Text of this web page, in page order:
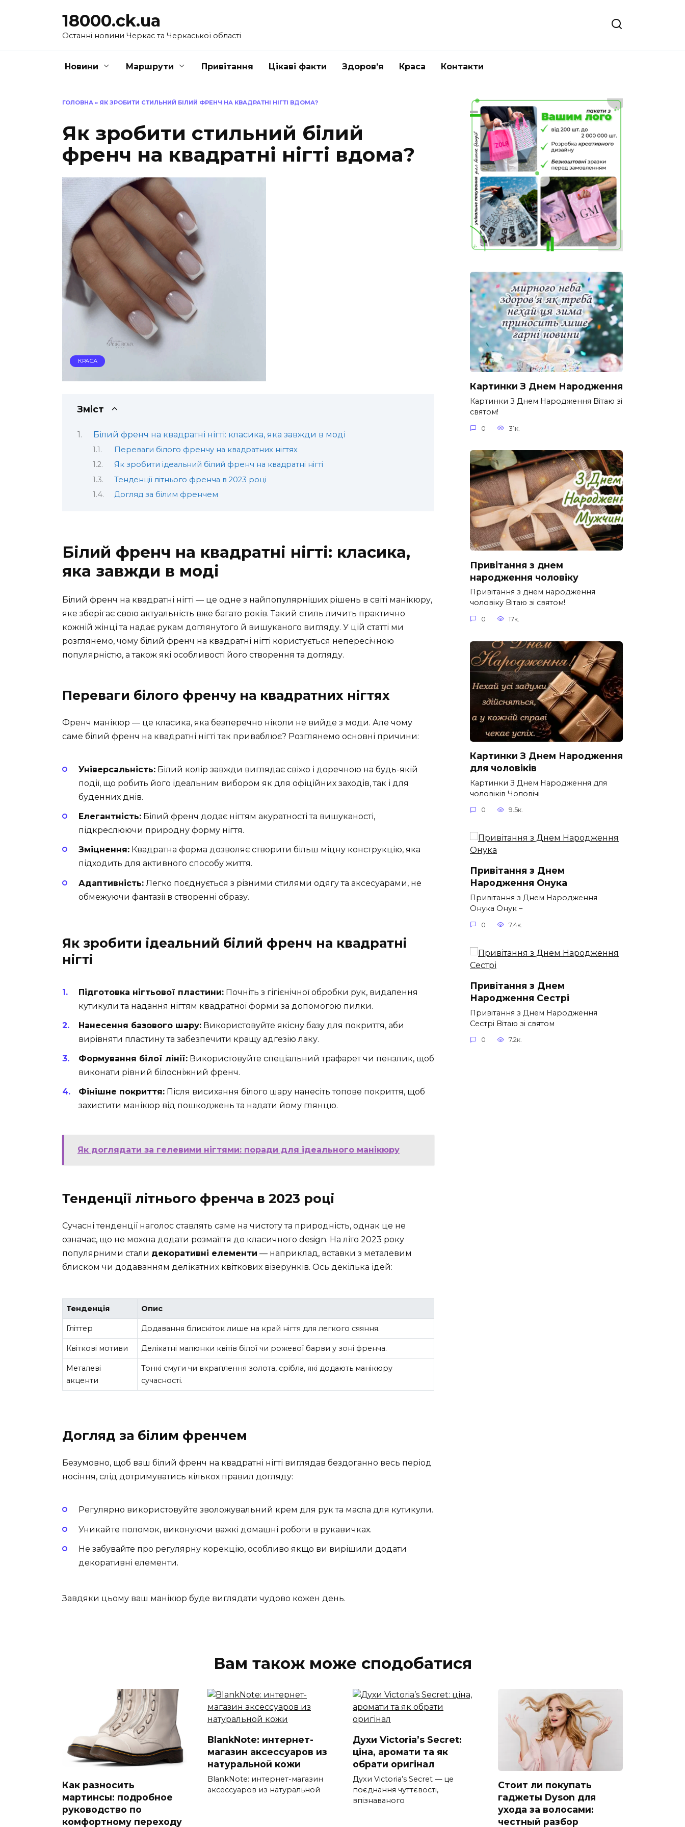
18000.ck.ua
Останні новини Черкас та Черкаської області
Новини Маршрути Привітання Цікаві факти Здоров’я Краса Контакти
ГОЛОВНА » ЯК ЗРОБИТИ СТИЛЬНИЙ БІЛИЙ ФРЕНЧ НА КВАДРАТНІ НІГТІ ВДОМА?
Як зробити стильний білий
френч на квадратні нігті вдома?
КРАСА
Зміст
Білий френч на квадратні нігті: класика, яка завжди в моді
Переваги білого френчу на квадратних нігтях
Як зробити ідеальний білий френч на квадратні нігті
Тенденції літнього френча в 2023 році
Догляд за білим френчем
Білий френч на квадратні нігті: класика,
яка завжди в моді
Білий френч на квадратні нігті — це одне з найпопулярніших рішень в світі манікюру,
яке зберігає свою актуальність вже багато років. Такий стиль личить практично
кожній жінці та надає рукам доглянутого й вишуканого вигляду. У цій статті ми
розглянемо, чому білий френч на квадратні нігті користується непересічною
популярністю, а також які особливості його створення та догляду.
Переваги білого френчу на квадратних нігтях
Френч манікюр — це класика, яка безперечно ніколи не вийде з моди. Але чому
саме білий френч на квадратні нігті так приваблює? Розглянемо основні причини:
Універсальність: Білий колір завжди виглядає свіжо і доречною на будь-якій
події, що робить його ідеальним вибором як для офіційних заходів, так і для
буденних днів.
Елегантність: Білий френч додає нігтям акуратності та вишуканості,
підкреслюючи природну форму нігтя.
Зміцнення: Квадратна форма дозволяє створити більш міцну конструкцію, яка
підходить для активного способу життя.
Адаптивність: Легко поєднується з різними стилями одягу та аксесуарами, не
обмежуючи фантазії в створенні образу.
Як зробити ідеальний білий френч на квадратні
нігті
Підготовка нігтьової пластини: Почніть з гігієнічної обробки рук, видалення
кутикули та надання нігтям квадратної форми за допомогою пилки.
Нанесення базового шару: Використовуйте якісну базу для покриття, аби
вирівняти пластину та забезпечити кращу адгезію лаку.
Формування білої лінії: Використовуйте спеціальний трафарет чи пензлик, щоб
виконати рівний білосніжний френч.
Фінішне покриття: Після висихання білого шару нанесіть топове покриття, щоб
захистити манікюр від пошкоджень та надати йому глянцю.
Як доглядати за гелевими нігтями: поради для ідеального манікюру
Тенденції літнього френча в 2023 році
Сучасні тенденції наголос ставлять саме на чистоту та природність, однак це не
означає, що не можна додати розмаїття до класичного design. На літо 2023 року
популярними стали декоративні елементи — наприклад, вставки з металевим
блиском чи додаванням делікатних квіткових візерунків. Ось декілька ідей:
Тенденція Опис
Гліттер Додавання блискіток лише на край нігтя для легкого сяяння.
Квіткові мотиви Делікатні малюнки квітів білої чи рожевої барви у зоні френча.
Металеві
акценти
Тонкі смуги чи вкраплення золота, срібла, які додають манікюру
сучасності.
Догляд за білим френчем
Безумовно, щоб ваш білий френч на квадратні нігті виглядав бездоганно весь період
носіння, слід дотримуватись кількох правил догляду:
Регулярно використовуйте зволожувальний крем для рук та масла для кутикули.
Уникайте поломок, виконуючи важкі домашні роботи в рукавичках.
Не забувайте про регулярну корекцію, особливо якщо ви вирішили додати
декоративні елементи.
Завдяки цьому ваш манікюр буде виглядати чудово кожен день.
Картинки З Днем Народження
Картинки З Днем Народження Вітаю зі
святом!
0 31к.
Привітання з днем
народження чоловіку
Привітання з днем народження
чоловіку Вітаю зі святом!
0 17к.
Картинки З Днем Народження
для чоловіків​
Картинки З Днем Народження для
чоловіків​ Чоловічі
0 9.5к.
Привітання з Днем
Народження Онука
Привітання з Днем Народження
Онука Онук –
0 7.4к.
Привітання з Днем
Народження Сестрі
Привітання з Днем Народження
Сестрі Вітаю зі святом
0 7.2к.
Вам також може сподобатися
Как разносить
мартинсы: подробное
руководство по
комфортному переходу
BlankNote: интернет-
магазин аксессуаров из
натуральной кожи
BlankNote: интернет-магазин
аксессуаров из натуральной
Духи Victoria’s Secret:
ціна, аромати та як
обрати оригінал
Духи Victoria’s Secret — це
поєднання чуттєвості,
впізнаваного
Стоит ли покупать
гаджеты Dyson для
ухода за волосами:
честный разбор